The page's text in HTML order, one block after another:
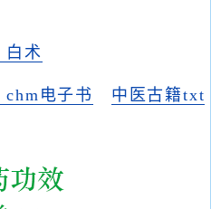
白术
chm电子书
中医古籍txt